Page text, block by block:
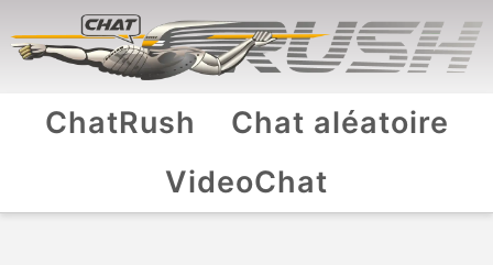
ChatRush
Chat aléatoire
VideoChat